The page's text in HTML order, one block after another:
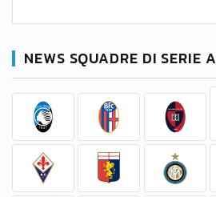
NEWS SQUADRE DI SERIE A